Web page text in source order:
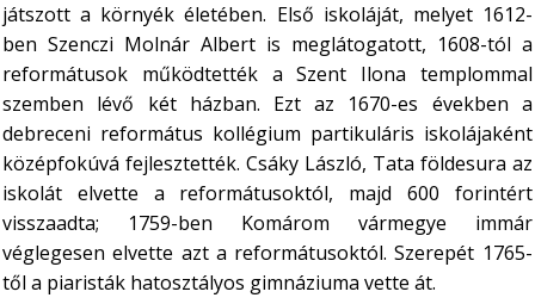
játszott a környék életében. Első iskoláját, melyet 1612-
ben Szenczi Molnár Albert is meglátogatott, 1608-tól a
reformátusok működtették a Szent Ilona templommal
szemben lévő két házban. Ezt az 1670-es években a
debreceni református kollégium partikuláris iskolájaként
középfokúvá fejlesztették. Csáky László, Tata földesura az
iskolát elvette a reformátusoktól, majd 600 forintért
visszaadta; 1759-ben Komárom vármegye immár
véglegesen elvette azt a reformátusoktól. Szerepét 1765-
től a piaristák hatosztályos gimnáziuma vette át.